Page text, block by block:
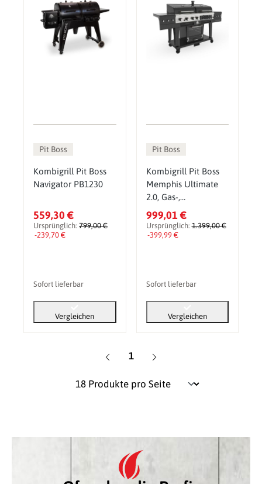
Pit Boss
Kombigrill Pit Boss
Navigator PB1230
559,30 €
Ursprünglich: 799,00 €
-239,70 €
Sofort lieferbar
Vergleichen
Pit Boss
Kombigrill Pit Boss
Memphis Ultimate
2.0, Gas-,
Holzkohlegrill &
(Elektro-) Smoker
999,01 €
Ursprünglich:1.399,00 €
-399,99 €
Sofort lieferbar
Vergleichen
Seite
1